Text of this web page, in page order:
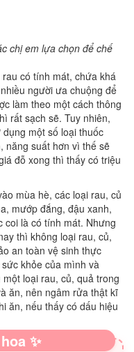
chị em lựa chọn để chế
có tính mát, chứa khá
người ưa chuộng để
làm theo một cách thông
rất sạch sẽ. Tuy nhiên,
một số loại thuốc
năng suất hơn vì thế sẽ
đỗ xong thì thấy có triệu
mùa hè, các loại rau, củ
mướp đắng, đậu xanh,
là có tính mát. Nhưng
thì không loại rau, củ,
an toàn vệ sinh thực
khỏe của mình và
loại rau, củ, quả trong
ăn, nên ngâm rửa thật kĩ
ăn, nếu thấy có dấu hiệu
✨